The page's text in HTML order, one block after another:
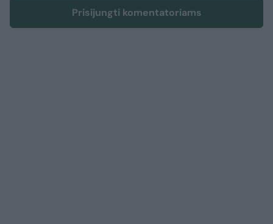
Prisijungti komentatoriams